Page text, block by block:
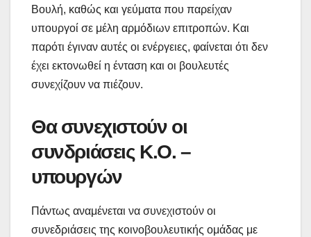
Βουλή, καθώς και γεύματα που παρείχαν
υπουργοί σε μέλη αρμόδιων επιτροπών. Και
παρότι έγιναν αυτές οι ενέργειες, φαίνεται ότι δεν
έχει εκτονωθεί η ένταση και οι βουλευτές
συνεχίζουν να πιέζουν.
Θα συνεχιστούν οι
συνδριάσεις Κ.Ο. –
υπουργών
Πάντως αναμένεται να συνεχιστούν οι
συνεδριάσεις της κοινοβουλευτικής ομάδας με